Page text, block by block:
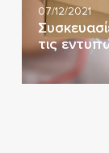
07/12/2021
τις